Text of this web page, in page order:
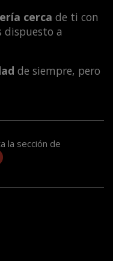
cerca de ti con
dispuesto a
de siempre, pero
la sección de